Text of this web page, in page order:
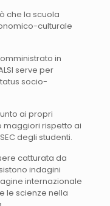
che la scuola
culturale
in
serve per
socio-
ai propri
maggiori rispetto ai
degli studenti.
catturata da
indagini
internazionale
le scienze nella